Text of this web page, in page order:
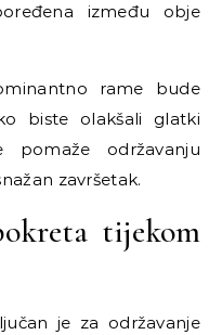
između obje
rame bude
biste olakšali glatki
pomaže održavanju
završetak.
tijekom
je za održavanje